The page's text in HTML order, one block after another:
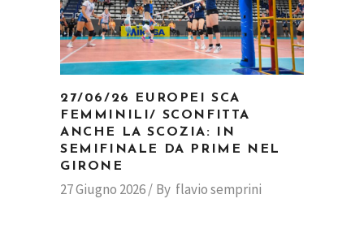
27/06/26 EUROPEI SCA
FEMMINILI/ SCONFITTA
ANCHE LA SCOZIA: IN
SEMIFINALE DA PRIME NEL
GIRONE
27 Giugno 2026 By flavio semprini